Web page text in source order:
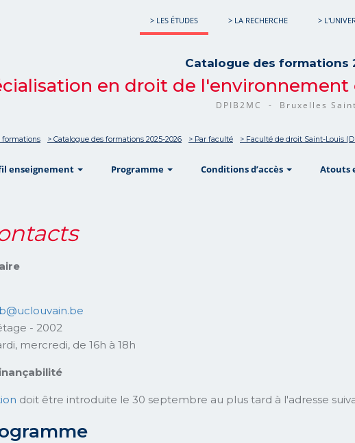
> LES ÉTUDES > LA RECHERCHE >
Catalogue des formations
en droit de
DPIB2MC - Bruxelles
formations > Catalogue des formations 2025-2026 > Par faculté > Faculté de droit Saint-Louis
enseignement Programme showConditions d’accès showAtouts
clouvain.be
- 2002
mercredi, de 16h à 18h
doit être introduite le 30 septembre au plus tard à l'adresse